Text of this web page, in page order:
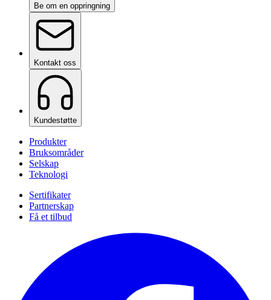
Be om en oppringning
Kontakt oss
Kundestøtte
Produkter
Bruksområder
Selskap
Teknologi
Sertifikater
Partnerskap
Få et tilbud